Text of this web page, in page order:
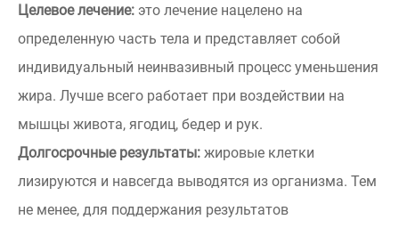
Целевое лечение: это лечение нацелено на
определенную часть тела и представляет собой
индивидуальный неинвазивный процесс уменьшения
жира. Лучше всего работает при воздействии на
мышцы живота, ягодиц, бедер и рук.
Долгосрочные результаты: жировые клетки
лизируются и навсегда выводятся из организма. Тем
не менее, для поддержания результатов